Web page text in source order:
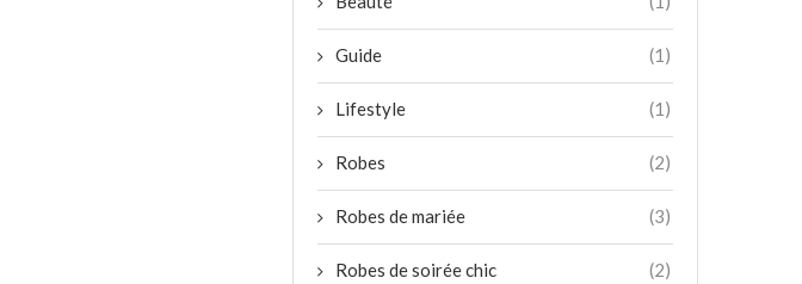
Guide (1)
Lifestyle (1)
Robes (2)
Robes de mariée (3)
Robes de soirée chic (2)